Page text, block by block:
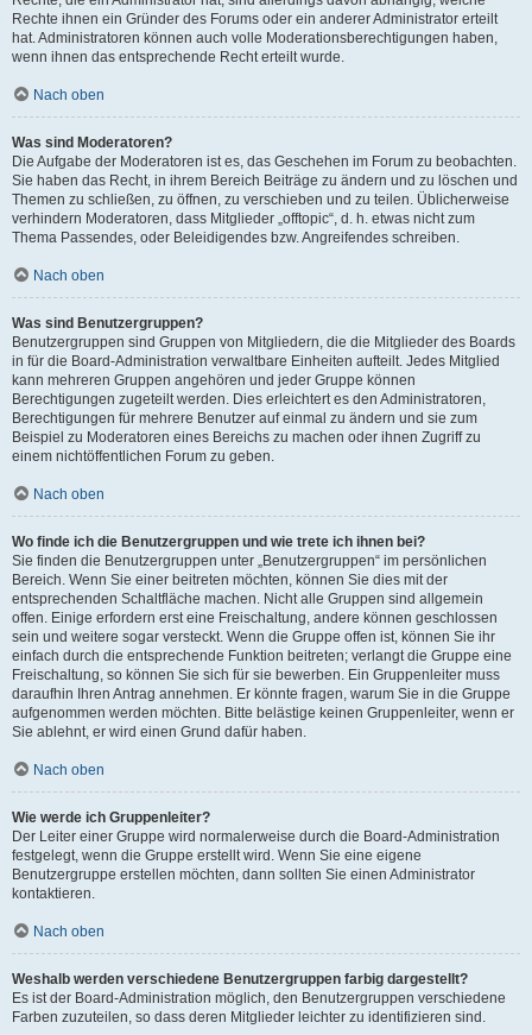
Rechte ihnen ein Gründer des Forums oder ein anderer Administrator erteilt
hat. Administratoren können auch volle Moderationsberechtigungen haben,
wenn ihnen das entsprechende Recht erteilt wurde.
Nach oben
Was sind Moderatoren?
Die Aufgabe der Moderatoren ist es, das Geschehen im Forum zu beobachten.
Sie haben das Recht, in ihrem Bereich Beiträge zu ändern und zu löschen und
Themen zu schließen, zu öffnen, zu verschieben und zu teilen. Üblicherweise
verhindern Moderatoren, dass Mitglieder „offtopic“, d. h. etwas nicht zum
Thema Passendes, oder Beleidigendes bzw. Angreifendes schreiben.
Nach oben
Was sind Benutzergruppen?
Benutzergruppen sind Gruppen von Mitgliedern, die die Mitglieder des Boards
in für die Board-Administration verwaltbare Einheiten aufteilt. Jedes Mitglied
kann mehreren Gruppen angehören und jeder Gruppe können
Berechtigungen zugeteilt werden. Dies erleichtert es den Administratoren,
Berechtigungen für mehrere Benutzer auf einmal zu ändern und sie zum
Beispiel zu Moderatoren eines Bereichs zu machen oder ihnen Zugriff zu
einem nichtöffentlichen Forum zu geben.
Nach oben
Wo finde ich die Benutzergruppen und wie trete ich ihnen bei?
Sie finden die Benutzergruppen unter „Benutzergruppen“ im persönlichen
Bereich. Wenn Sie einer beitreten möchten, können Sie dies mit der
entsprechenden Schaltfläche machen. Nicht alle Gruppen sind allgemein
offen. Einige erfordern erst eine Freischaltung, andere können geschlossen
sein und weitere sogar versteckt. Wenn die Gruppe offen ist, können Sie ihr
einfach durch die entsprechende Funktion beitreten; verlangt die Gruppe eine
Freischaltung, so können Sie sich für sie bewerben. Ein Gruppenleiter muss
daraufhin Ihren Antrag annehmen. Er könnte fragen, warum Sie in die Gruppe
aufgenommen werden möchten. Bitte belästige keinen Gruppenleiter, wenn er
Sie ablehnt, er wird einen Grund dafür haben.
Nach oben
Wie werde ich Gruppenleiter?
Der Leiter einer Gruppe wird normalerweise durch die Board-Administration
festgelegt, wenn die Gruppe erstellt wird. Wenn Sie eine eigene
Benutzergruppe erstellen möchten, dann sollten Sie einen Administrator
kontaktieren.
Nach oben
Weshalb werden verschiedene Benutzergruppen farbig dargestellt?
Es ist der Board-Administration möglich, den Benutzergruppen verschiedene
Farben zuzuteilen, so dass deren Mitglieder leichter zu identifizieren sind.